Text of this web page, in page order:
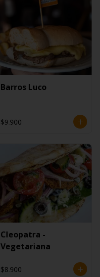
Barros Luco
$9.900
Cleopatra -
Vegetariana
$8.900